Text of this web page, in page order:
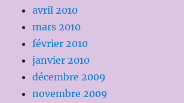
avril 2010
mars 2010
février 2010
janvier 2010
décembre 2009
novembre 2009